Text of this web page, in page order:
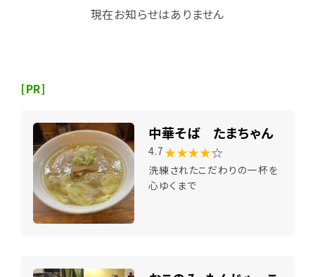
現在お知らせはありません
[PR]
中華そば たまちゃん
4.7 ★★★★☆
洗練されたこだわりの一杯を
心ゆくまで